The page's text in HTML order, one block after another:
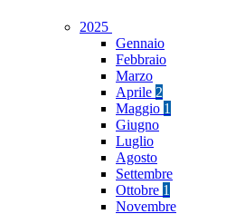
2025
Gennaio
Febbraio
Marzo
Aprile 2
Maggio 1
Giugno
Luglio
Agosto
Settembre
Ottobre 1
Novembre